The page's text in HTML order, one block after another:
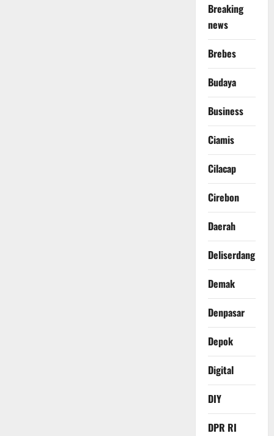
Breaking
news
Brebes
Budaya
Business
Ciamis
Cilacap
Cirebon
Daerah
Deliserdang
Demak
Denpasar
Depok
Digital
DIY
DPR RI